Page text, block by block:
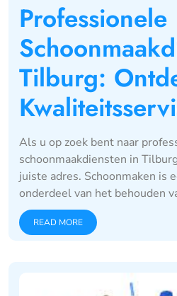
Professionele
Tilburg:
Als u op zoek bent naar
schoonmaakdiensten in
juiste adres. Schoonmaken is
onderdeel van het behouden
READ MORE